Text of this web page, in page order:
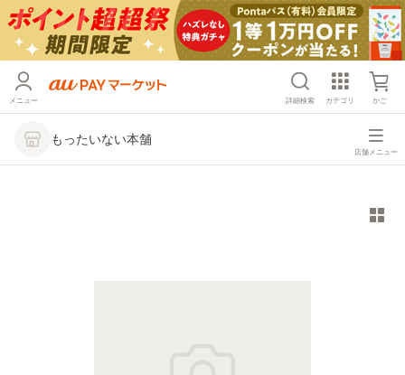
メニュー 詳細検索 カテゴリ かご
もったいない本舗
店舗メニュー